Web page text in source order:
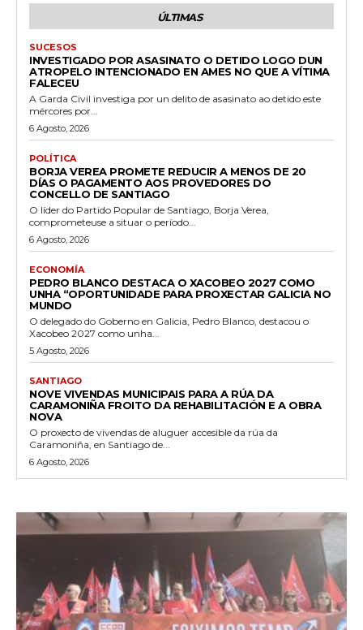
ÚLTIMAS
SUCESOS
INVESTIGADO POR ASASINATO O DETIDO LOGO DUN
ATROPELO INTENCIONADO EN AMES NO QUE A VÍTIMA
FALECEU
A Garda Civil investiga por un delito de asasinato ao detido este
mércores por...
6 Agosto, 2026
POLÍTICA
BORJA VEREA PROMETE REDUCIR A MENOS DE 20
DÍAS O PAGAMENTO AOS PROVEDORES DO
CONCELLO DE SANTIAGO
O líder do Partido Popular de Santiago, Borja Verea,
comprometeuse a situar o período...
6 Agosto, 2026
ECONOMÍA
PEDRO BLANCO DESTACA O XACOBEO 2027 COMO
UNHA “OPORTUNIDADE PARA PROXECTAR GALICIA NO
MUNDO
O delegado do Goberno en Galicia, Pedro Blanco, destacou o
Xacobeo 2027 como unha...
5 Agosto, 2026
SANTIAGO
NOVE VIVENDAS MUNICIPAIS PARA A RÚA DA
CARAMONIÑA FROITO DA REHABILITACIÓN E A OBRA
NOVA
O proxecto de vivendas de aluguer accesible da rúa da
Caramoniña, en Santiago de...
6 Agosto, 2026